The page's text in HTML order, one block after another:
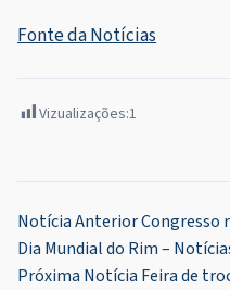
Fonte da Notícias
Vizualizações:1
Navegação
de
Notícia AnteriorCongresso
Dia Mundial do Rim –
Próxima Notícia Feira de